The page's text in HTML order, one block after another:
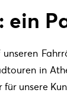
ein
in
unsere